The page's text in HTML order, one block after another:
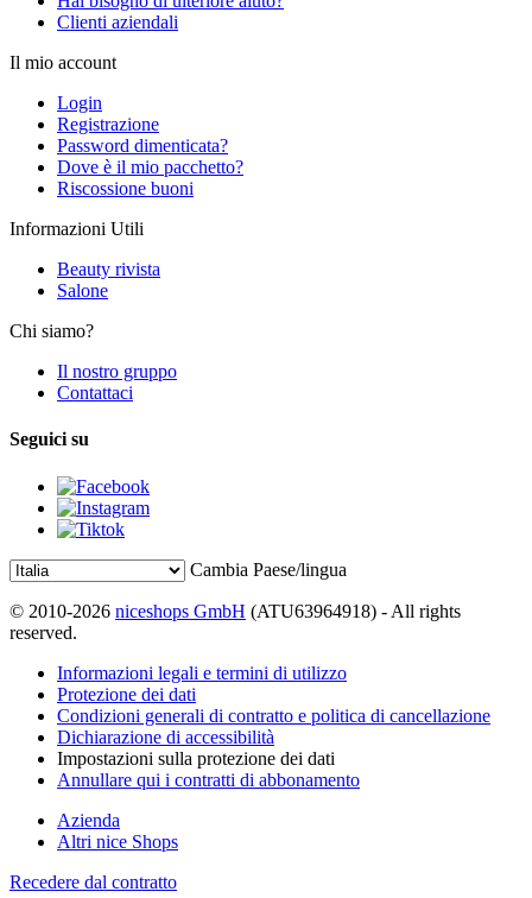
Clienti aziendali
Il mio account
Login
Registrazione
Password dimenticata?
Dove è il mio pacchetto?
Riscossione buoni
Informazioni Utili
Beauty rivista
Salone
Chi siamo?
Il nostro gruppo
Contattaci
Seguici su
Cambia Paese/lingua
© 2010-2026 niceshops GmbH (ATU63964918) - All rights
reserved.
Informazioni legali e termini di utilizzo
Protezione dei dati
Condizioni generali di contratto e politica di cancellazione
Dichiarazione di accessibilità
Impostazioni sulla protezione dei dati
Annullare qui i contratti di abbonamento
Azienda
Altri nice Shops
Recedere dal contratto